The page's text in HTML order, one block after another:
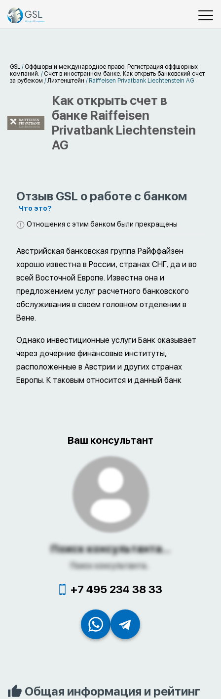
GSL / Оффшоры и международное право. Регистрация оффшорных
компаний. / Счет в иностранном банке: Как открыть банковский счет
за рубежом /Лихтенштейн / Raiffeisen Privatbank Liechtenstein AG
Как открыть счет в
банке Raiffeisen
Privatbank Liechtenstein
AG
Отзыв GSL о работе с банком
Что это?
Отношения с этим банком были прекращены
Австрийская банковская группа Райффайзен
хорошо известна в России, странах СНГ, да и во
всей Восточной Европе. Известна она и
предложением услуг расчетного банковского
обслуживания в своем головном отделении в
Вене.
Однако инвестиционные услуги Банк оказывает
через дочерние финансовые институты,
расположенные в Австрии и других странах
Европы. К таковым относится и данный банк
Ваш консультант
Поиск консультанта...
Поиск консультанта...
+7 495 234 38 33
Общая информация и рейтинг